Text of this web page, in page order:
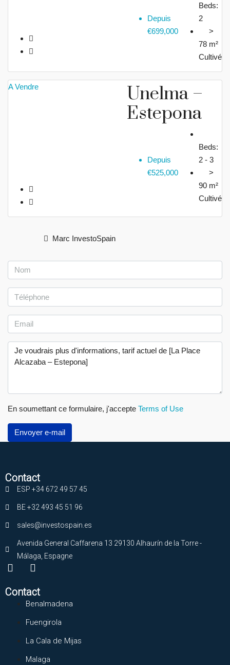
Depuis
€699,000
Beds:
2
>
78 m²
Cultivé
A Vendre
Unelma –
Estepona
Depuis
€525,000
Beds:
2 - 3
>
90 m²
Cultivé
Marc InvestoSpain
En soumettant ce formulaire, j'accepte Terms of Use
Envoyer e-mail
Contact
ESP +34 672 49 57 45
BE +32 493 45 51 96
sales@investospain.es
Avenida General Caffarena 13 29130 Alhaurín de la Torre -
Málaga, Espagne
Contact
Benalmadena
Fuengirola
La Cala de Mijas
Malaga